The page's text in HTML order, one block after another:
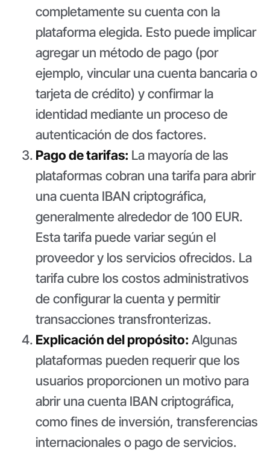
completamente su cuenta con la
plataforma elegida. Esto puede implicar
agregar un método de pago (por
ejemplo, vincular una cuenta bancaria o
tarjeta de crédito) y confirmar la
identidad mediante un proceso de
autenticación de dos factores.
Pago de tarifas: La mayoría de las
plataformas cobran una tarifa para abrir
una cuenta IBAN criptográfica,
generalmente alrededor de 100 EUR.
Esta tarifa puede variar según el
proveedor y los servicios ofrecidos. La
tarifa cubre los costos administrativos
de configurar la cuenta y permitir
transacciones transfronterizas.
Explicación del propósito:Algunas
plataformas pueden requerir que los
usuarios proporcionen un motivo para
abrir una cuenta IBAN criptográfica,
como fines de inversión, transferencias
internacionales o pago de servicios.